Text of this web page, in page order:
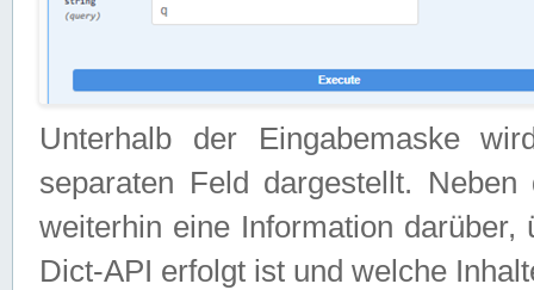
Unterhalb der Eingabemaske
separaten Feld dargestellt.
weiterhin eine Information
Dict-API erfolgt ist und welche